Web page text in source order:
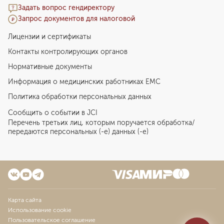
Задать вопрос гендиректору
Запрос документов для налоговой
Лицензии и сертификаты
Контакты контролирующих органов
Нормативные документы
Информация о медицинских работниках EMC
Политика обработки персональных данных
Сообщить о событии в JCI
Перечень третьих лиц, которым поручается обработка/
передаются персональных (-е) данных (-е)
Карта сайта
Использование cookie
Пользовательское соглашение